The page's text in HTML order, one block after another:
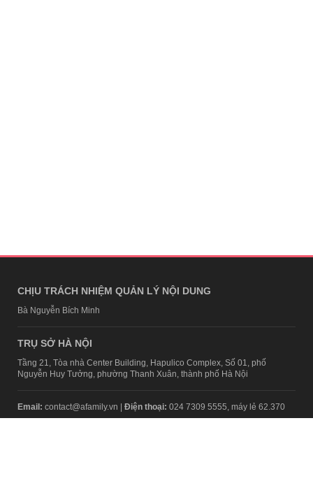
CHỊU TRÁCH NHIỆM QUẢN LÝ NỘI DUNG
Bà Nguyễn Bích Minh
TRỤ SỞ HÀ NỘI
Tầng 21, Tòa nhà Center Building, Hapulico Complex, Số 01, phố
Nguyễn Huy Tưởng, phường Thanh Xuân, thành phố Hà Nội
Email: contact@afamily.vn | Điện thoại: 024 7309 5555, máy lẻ 62.370